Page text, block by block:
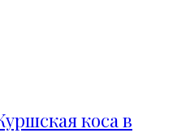
коса в